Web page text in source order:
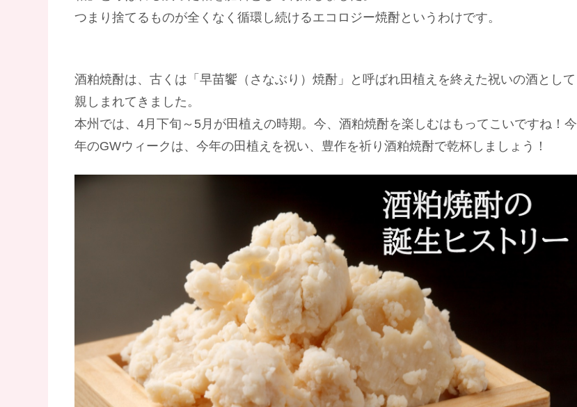
つまり捨てるものが全くなく循環し続けるエコロジー焼酎というわけです。
酒粕焼酎は、古くは「早苗饗（さなぶり）焼酎」と呼ばれ田植えを終えた祝いの酒として
親しまれてきました。
本州では、4月下旬～5月が田植えの時期。今、酒粕焼酎を楽しむはもってこいですね！今
年のGWウィークは、今年の田植えを祝い、豊作を祈り酒粕焼酎で乾杯しましょう！